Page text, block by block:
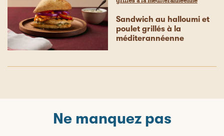
Sandwich au halloumi et
poulet grillés à la
méditerannéenne
Ne manquez pas